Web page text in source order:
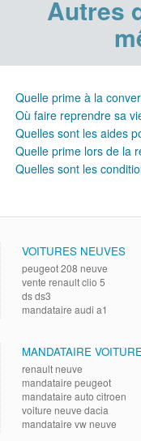
Autres
Quelle prime à la
Où faire reprendre sa
Quelles sont les aides
Quelle prime lors de la
Quelles sont les
VOITURES NEUVES
peugeot 208 neuve
vente renault clio 5
ds ds3
mandataire audi a1
MANDATAIRE
renault neuve
mandataire peugeot
mandataire auto citroen
voiture neuve dacia
mandataire vw neuve